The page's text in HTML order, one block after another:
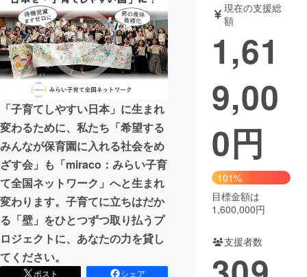
テクノロジー・ガジェット
映像・映画 書籍・雑誌
ビジネス・起業 チャレンジ
まちづくり・地域活性化
CAMPFIRE for Social Good
CAMPFIRE Creation
CAMPFIREふるさと納税
コミュニティ
「子育てしやすい日本」に生まれ
変わるために、私たち「希望する
みんなが保育園に入れる社会をめ
ざす会」も「miraco：みらい子育
て全国ネットワーク」へと生まれ
変わります。子育てに立ちはだか
る「壁」をひとつずつ取り払うプ
ロジェクトに、あなたの力を貸し
てください。
ポスト
シェア
現在の支援総
額
1,61
9,00
0円
101%
目標金額は
1,600,000円
支援者数